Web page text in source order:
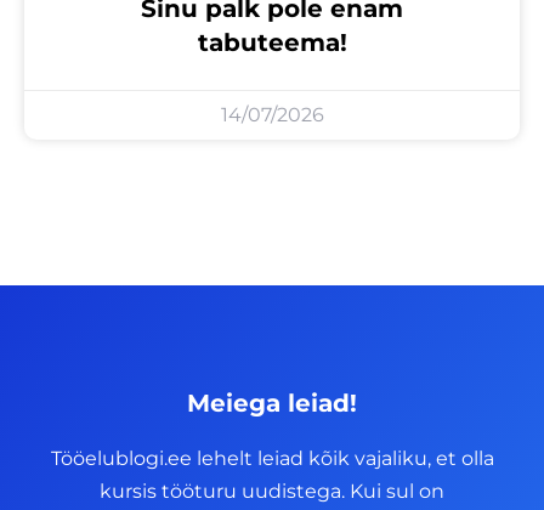
Sinu palk pole enam
tabuteema!
14/07/2026
Meiega leiad!
Tööelublogi.ee lehelt leiad kõik vajaliku, et olla
kursis tööturu uudistega. Kui sul on